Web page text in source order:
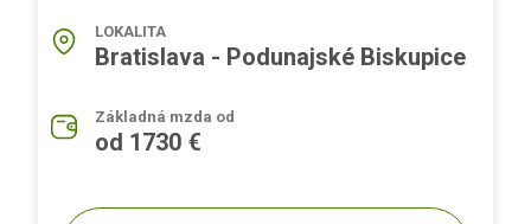
LOKALITA
Bratislava - Podunajské Biskupice
Základná mzda od
od 1730 €